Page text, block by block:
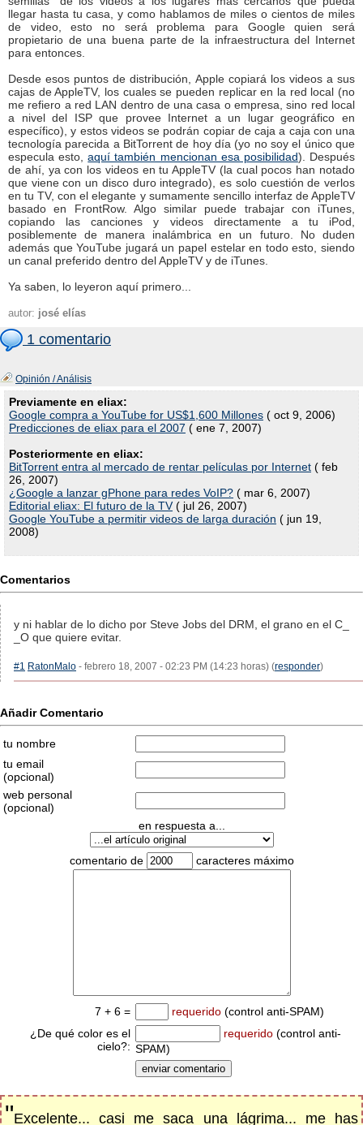
llegar hasta tu casa, y como hablamos de miles o cientos de miles
de video, esto no será problema para Google quien será
propietario de una buena parte de la infraestructura del Internet
para entonces.
Desde esos puntos de distribución, Apple copiará los videos a sus
cajas de AppleTV, los cuales se pueden replicar en la red local (no
me refiero a red LAN dentro de una casa o empresa, sino red local
a nivel del ISP que provee Internet a un lugar geográfico en
específico), y estos videos se podrán copiar de caja a caja con una
tecnología parecida a BitTorrent de hoy día (yo no soy el único que
especula esto,aquí también mencionan esa posibilidad). Después
de ahí, ya con los videos en tu AppleTV (la cual pocos han notado
que viene con un disco duro integrado), es solo cuestión de verlos
en tu TV, con el elegante y sumamente sencillo interfaz de AppleTV
basado en FrontRow. Algo similar puede trabajar con iTunes,
copiando las canciones y videos directamente a tu iPod,
posiblemente de manera inalámbrica en un futuro. No duden
además que YouTube jugará un papel estelar en todo esto, siendo
un canal preferido dentro del AppleTV y de iTunes.
Ya saben, lo leyeron aquí primero...
autor: josé elías
1 comentario
Opinión / Análisis
Previamente en eliax:
Google compra a YouTube for US$1,600 Millones ( oct 9, 2006)
Predicciones de eliax para el 2007 ( ene 7, 2007)
Posteriormente en eliax:
BitTorrent entra al mercado de rentar películas por Internet ( feb
26, 2007)
¿Google a lanzar gPhone para redes VoIP? ( mar 6, 2007)
Editorial eliax: El futuro de la TV( jul 26, 2007)
Google YouTube a permitir videos de larga duración ( jun 19,
2008)
Comentarios
y ni hablar de lo dicho por Steve Jobs del DRM, el grano en el C_
_O que quiere evitar.
#1 RatonMalo - febrero 18, 2007 - 02:23 PM (14:23 horas) (responder)
Añadir Comentario
tu nombre
tu email
(opcional)
web personal
(opcional)
en respuesta a...
comentario de caracteres máximo
7 + 6 = requerido (control anti-SPAM)
¿De qué color es el
cielo?:
requerido (control anti-
SPAM)
"Excelente... casi me saca una lágrima... me has